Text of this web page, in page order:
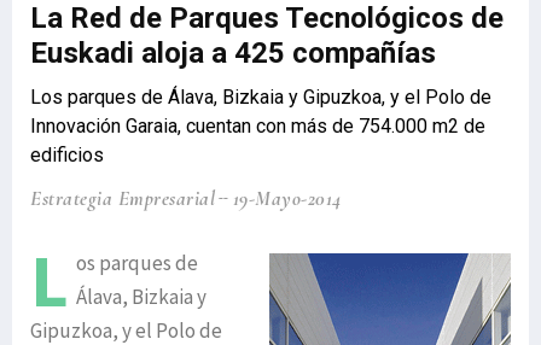
La Red de Parques Tecnológicos de
Euskadi aloja a 425 compañías
Los parques de Álava, Bizkaia y Gipuzkoa, y el Polo de
Innovación Garaia, cuentan con más de 754.000 m2 de
edificios
Estrategia Empresarial 19-Mayo-2014
L os parques de
Álava, Bizkaia y
Gipuzkoa, y el Polo de